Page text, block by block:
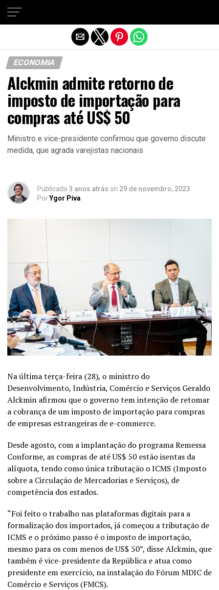
ECONOMIA
Alckmin admite retorno de
imposto de importação para
compras até US$ 50
Ministro e vice-presidente confirmou que governo discute
medida, que agrada varejistas nacionais
Publicado 3 anos atrás on 29 de novembro, 2023
PorYgor Piva
Na última terça-feira (28), o ministro do
Desenvolvimento, Indústria, Comércio e Serviços Geraldo
Alckmin afirmou que o governo tem intenção de retomar
a cobrança de um imposto de importação para compras
de empresas estrangeiras de e-commerce.
Desde agosto, com a implantação do programa Remessa
Conforme, as compras de até US$ 50 estão isentas da
alíquota, tendo como única tributação o ICMS (Imposto
sobre a Circulação de Mercadorias e Serviços), de
competência dos estados.
“Foi feito o trabalho nas plataformas digitais para a
formalização dos importados, já começou a tributação de
ICMS e o próximo passo é o imposto de importação,
mesmo para os com menos de US$ 50”, disse Alckmin, que
também é vice-presidente da República e atua como
presidente em exercício, na instalação do Fórum MDIC de
Comércio e Serviços (FMCS).